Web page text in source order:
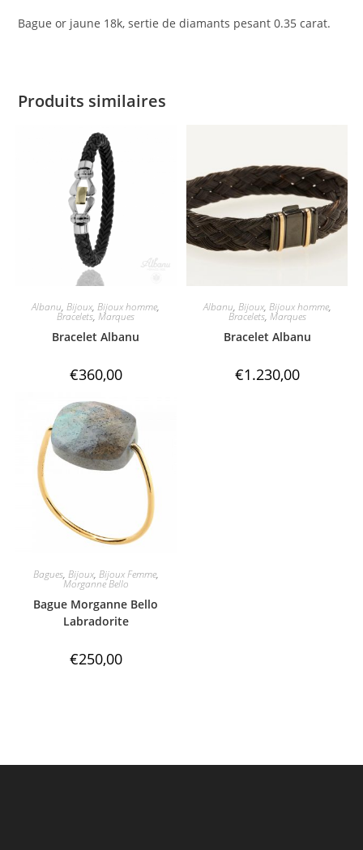
Bague or jaune 18k, sertie de diamants pesant 0.35 carat.
Produits similaires
Albanu,Bijoux,Bijoux homme,
Bracelets,Marques
Bracelet Albanu
€360,00
Albanu, Bijoux, Bijoux homme,
Bracelets, Marques
Bracelet Albanu
€1.230,00
Bagues, Bijoux, Bijoux Femme,
Morganne Bello
Bague Morganne Bello
Labradorite
€250,00